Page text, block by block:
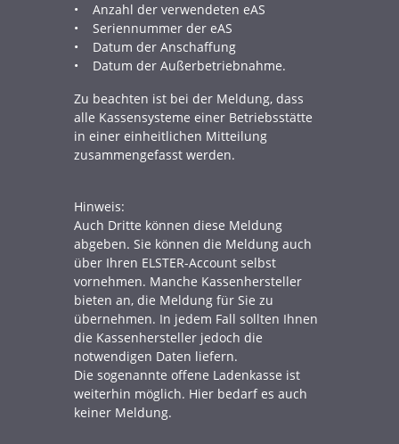
• Anzahl der verwendeten eAS
• Seriennummer der eAS
• Datum der Anschaffung
• Datum der Außerbetriebnahme.
Zu beachten ist bei der Meldung, dass
alle Kassensysteme einer Betriebsstätte
in einer einheitlichen Mitteilung
zusammengefasst werden.
Hinweis:
Auch Dritte können diese Meldung
abgeben. Sie können die Meldung auch
über Ihren ELSTER-Account selbst
vornehmen. Manche Kassenhersteller
bieten an, die Meldung für Sie zu
übernehmen. In jedem Fall sollten Ihnen
die Kassenhersteller jedoch die
notwendigen Daten liefern.
Die sogenannte offene Ladenkasse ist
weiterhin möglich. Hier bedarf es auch
keiner Meldung.